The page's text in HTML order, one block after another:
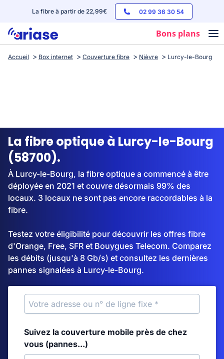
La fibre à partir de 22,99€ 02 99 36 30 54
Bons plans
Box internet
Streaming
Accueil Box internet Couverture fibre Nièvre Lurcy-le-Bourg
La fibre optique à Lurcy-le-Bourg
(58700).
À Lurcy-le-Bourg, la fibre optique a commencé à être
déployée en 2021 et couvre désormais 99% des
locaux. 3 locaux ne sont pas encore raccordables à la
fibre.
Testez votre éligibilité pour découvrir les offres fibre
d'Orange, Free, SFR et Bouygues Telecom. Comparez
les débits (jusqu'à 8 Gb/s) et consultez les dernières
pannes signalées à Lurcy-le-Bourg.
Suivez la couverture mobile près de chez
vous (pannes...)